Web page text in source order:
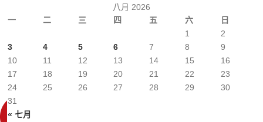
八月 2026
一
二 三 四 五 六 日
« 七月
1
2
3
4 5 6 7 8
9
10
11 12 13 14 15
16
17
18 19 20 21 22
23
24
25 26 27 28 29
30
31